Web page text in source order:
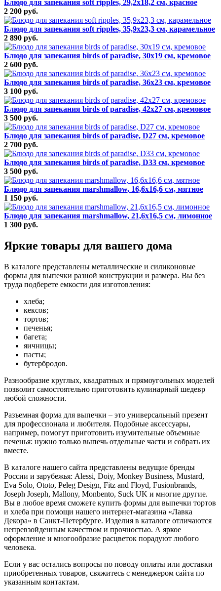
Блюдо для запекания soft ripples, 29,2х18,2 см, красное
2 200 руб.
Блюдо для запекания soft ripples, 35,9х23,3 см, карамельное
2 890 руб.
Блюдо для запекания birds of paradise, 30х19 см, кремовое
2 600 руб.
Блюдо для запекания birds of paradise, 36х23 см, кремовое
3 100 руб.
Блюдо для запекания birds of paradise, 42х27 см, кремовое
3 500 руб.
Блюдо для запекания birds of paradise, D27 см, кремовое
2 700 руб.
Блюдо для запекания birds of paradise, D33 см, кремовое
3 500 руб.
Блюдо для запекания marshmallow, 16,6х16,6 см, мятное
1 150 руб.
Блюдо для запекания marshmallow, 21,6х16,5 см, лимонное
1 300 руб.
Яркие товары для вашего дома
В каталоге представлены металлические и силиконовые
формы для выпечки разной конструкции и размера. Вы без
труда подберете емкости для изготовления:
хлеба;
кексов;
тортов;
печенья;
багета;
яичницы;
пасты;
бутербродов.
Разнообразие круглых, квадратных и прямоугольных моделей
позволит самостоятельно приготовить кулинарный шедевр
любой сложности.
Разъемная форма для выпечки – это универсальный презент
для профессионала и любителя. Подобные аксессуары,
например, помогут приготовить изумительные объемные
печенья: нужно только выпечь отдельные части и собрать их
вместе.
В каталоге нашего сайта представлены ведущие бренды
России и зарубежья: Alessi, Doiy, Monkey Business, Mustard,
Eva Solo, Ototo, Peleg Design, Fitz and Floyd, Fusionbrands,
Joseph Joseph, Mallony, Monbento, Suck UK и многие другие.
Вы в любое время сможете купить формы для выпечки тортов
и хлеба при помощи нашего интернет-магазина «Лавка
Декора» в Санкт-Петербурге. Изделия в каталоге отличаются
непревзойденным качеством и прочностью. А яркое
оформление и многообразие расцветок порадуют любого
человека.
Если у вас остались вопросы по поводу оплаты или доставки
приобретенных товаров, свяжитесь с менеджером сайта по
указанным контактам.